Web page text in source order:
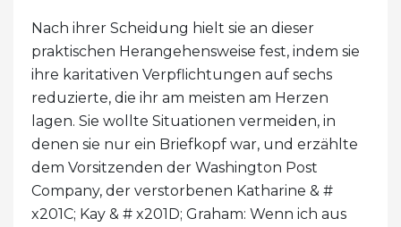
Nach ihrer Scheidung hielt sie an dieser
praktischen Herangehensweise fest, indem sie
ihre karitativen Verpflichtungen auf sechs
reduzierte, die ihr am meisten am Herzen
lagen. Sie wollte Situationen vermeiden, in
denen sie nur ein Briefkopf war, und erzählte
dem Vorsitzenden der Washington Post
Company, der verstorbenen Katharine & #
x201C; Kay & # x201D; Graham: Wenn ich aus